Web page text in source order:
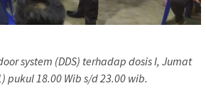
system (DDS) terhadap dosis I, Jumat
pukul 18.00 Wib s/d 23.00 wib.